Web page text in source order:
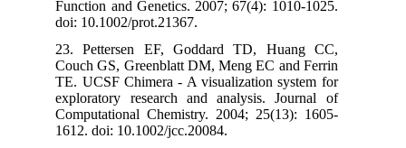
Function and Genetics. 2007; 67(4): 1010-1025.
doi: 10.1002/prot.21367.
23. Pettersen EF, Goddard TD, Huang CC,
Couch GS, Greenblatt DM, Meng EC and Ferrin
TE. UCSF Chimera - A visualization system for
exploratory research and analysis. Journal of
Computational Chemistry. 2004; 25(13): 1605-
1612. doi: 10.1002/jcc.20084.